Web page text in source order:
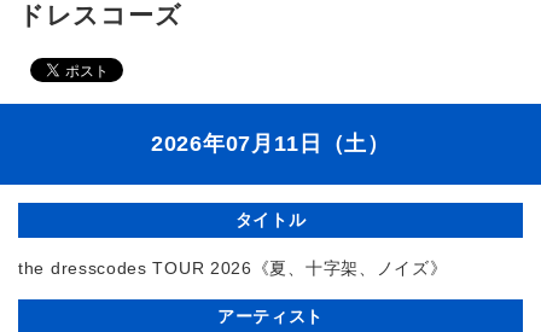
ドレスコーズ
2026年07月11日（土）
タイトル
the dresscodes TOUR 2026《夏、十字架、ノイズ》
アーティスト